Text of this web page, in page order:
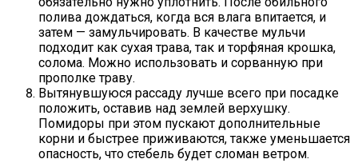
полива дождаться, когда вся влага впитается, и
затем — замульчировать. В качестве мульчи
подходит как сухая трава, так и торфяная крошка,
солома. Можно использовать и сорванную при
прополке траву.
Вытянувшуюся рассаду лучше всего при посадке
положить, оставив над землей верхушку.
Помидоры при этом пускают дополнительные
корни и быстрее приживаются, также уменьшается
опасность, что стебель будет сломан ветром.